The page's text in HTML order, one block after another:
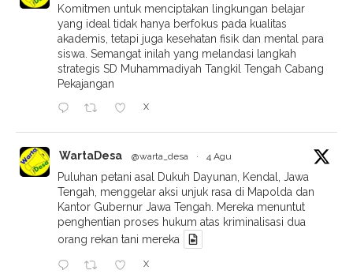
Komitmen untuk menciptakan lingkungan belajar
yang ideal tidak hanya berfokus pada kualitas
akademis, tetapi juga kesehatan fisik dan mental para
siswa. Semangat inilah yang melandasi langkah
strategis SD Muhammadiyah Tangkil Tengah Cabang
Pekajangan
X
WartaDesa @warta_desa · 4 Agu
Puluhan petani asal Dukuh Dayunan, Kendal, Jawa
Tengah, menggelar aksi unjuk rasa di Mapolda dan
Kantor Gubernur Jawa Tengah. Mereka menuntut
penghentian proses hukum atas kriminalisasi dua
orang rekan tani mereka
X